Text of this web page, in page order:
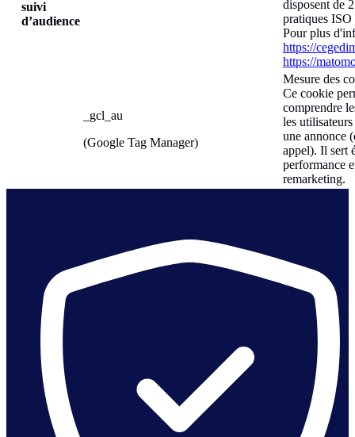
suivi
d’audience
disposent de
pratiques
Pour plus
https://
https://
_gcl_au
(Google Tag Manager)
Mesure des
Ce cookie
comprendre
les
une annonce
appel). Il sert
performance
remarketing.